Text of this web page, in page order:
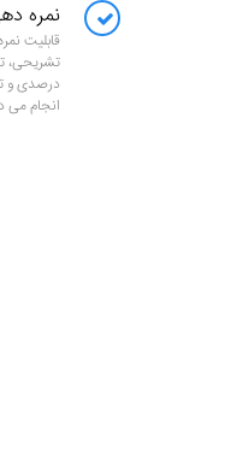
نمره
قابلیت
تشریحی،
درصدی و
انجام می